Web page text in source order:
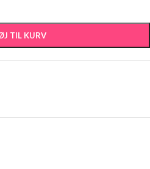
TIL KURV